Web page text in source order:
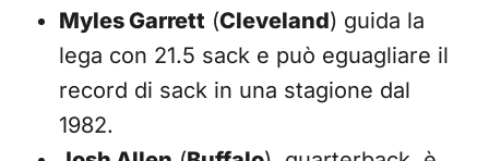
Myles Garrett (Cleveland) guida la
lega con 21.5 sack e può eguagliare il
record di sack in una stagione dal
1982.